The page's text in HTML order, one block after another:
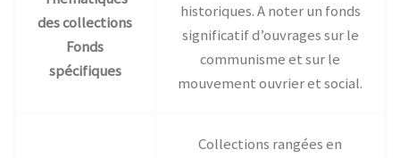
des collections
Fonds
spécifiques
historiques. A noter un fonds
significatif d’ouvrages sur le
communisme et sur le
mouvement ouvrier et social.
Collections rangées en